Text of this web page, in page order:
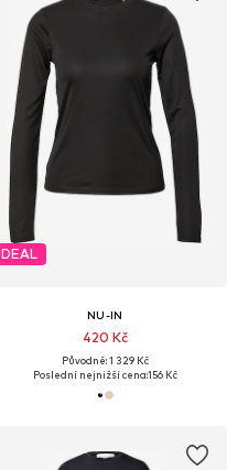
DEAL
NU-IN
420 Kč
Původně: 1 329 Kč
Poslední nejnižší cena:156 Kč